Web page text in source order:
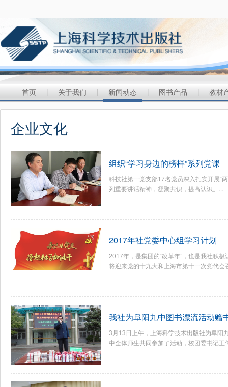
首页 | 关于我们 | 新闻动态 | 图书产品 | 教材
企业文化
组织“学习身边的榜样”系列党课
科技社第一党支部17名党员深入扎实开展“
列重要讲话精神，凝聚共识，提高认识。...
2017年社党委中心组学习计划
2017年，是集团的“改革年”，也是我社积
将迎来党的十九大和上海市第十一次党代会
我社为阜阳九中图书漂流活动赠
3月13日上午，上海科学技术出版社为阜阳
中全体师生共同参加了活动，校团委书记王